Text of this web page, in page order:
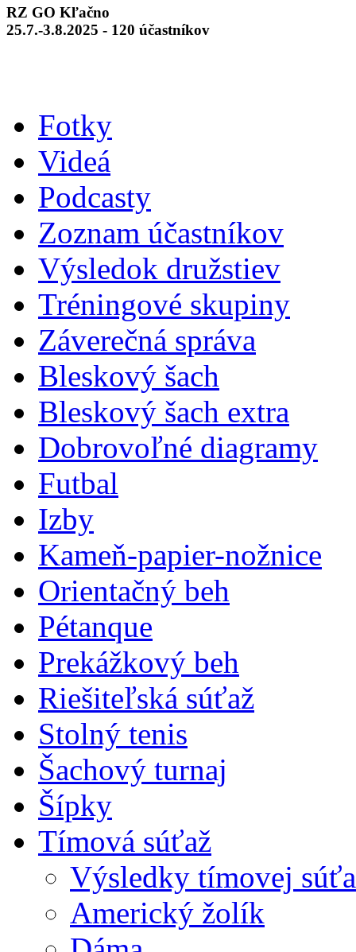
RZ GO Kľačno
25.7.-3.8.2025 - 120 účastníkov
Fotky
Videá
Podcasty
Zoznam účastníkov
Výsledok družstiev
Tréningové skupiny
Záverečná správa
Bleskový šach
Bleskový šach extra
Dobrovoľné diagramy
Futbal
Izby
Kameň-papier-nožnice
Orientačný beh
Pétanque
Prekážkový beh
Riešiteľská súťaž
Stolný tenis
Šachový turnaj
Šípky
Tímová súťaž
Výsledky tímovej
Americký žolík